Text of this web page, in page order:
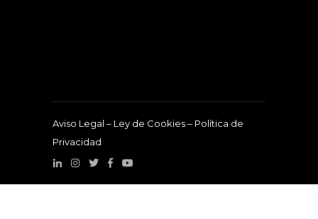
Aviso Legal – Ley de Cookies– Política de
Privacidad